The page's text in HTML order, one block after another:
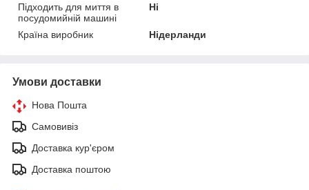
Підходить для миття в
посудомийній машині
Ні
Країна виробник Нідерланди
Умови доставки
Нова Пошта
Самовивіз
Доставка кур'єром
Доставка поштою